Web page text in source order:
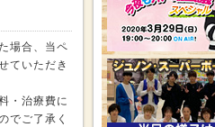
場合、当ペ
ていただき
・治療費に
でご了承く